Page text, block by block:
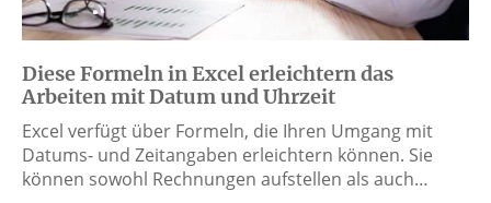
Diese Formeln in Excel erleichtern das
Arbeiten mit Datum und Uhrzeit
Excel verfügt über Formeln, die Ihren Umgang mit
Datums- und Zeitangaben erleichtern können. Sie
können sowohl Rechnungen aufstellen als auch…